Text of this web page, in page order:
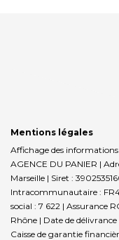
Mentions légales
Affichage des informations
AGENCE DU PANIER |
Marseille | Siret :
Intracommunautaire :
social : 7 622 | Assurance
Rhône | Date de
Caisse de garantie